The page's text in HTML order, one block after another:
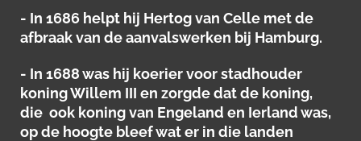
- In 1686 helpt hij Hertog van Celle met de
afbraak van de aanvalswerken bij Hamburg.
- In 1688 was hij koerier voor stadhouder
koning Willem III en zorgde dat de koning,
die ook koning van Engeland en Ierland was,
op de hoogte bleef wat er in die landen